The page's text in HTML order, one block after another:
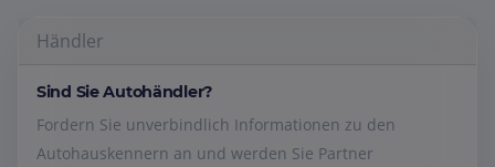
Händler
Sind Sie Autohändler?
Fordern Sie unverbindlich Informationen zu den
Autohauskennern an und werden Sie Partner